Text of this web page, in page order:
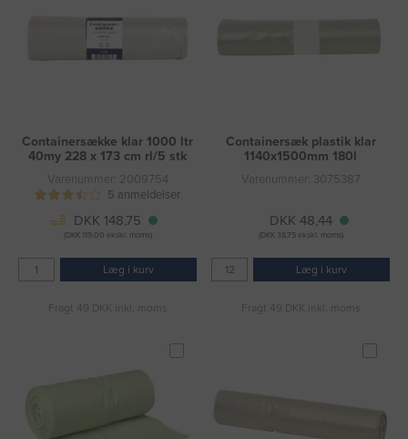
Containersække klar 1000 ltr
40my 228 x 173 cm rl/5 stk
Varenummer: 2009754
5 anmeldelser
DKK 148,75
(DKK 119,00 ekskl. moms)
Læg i kurv
Fragt 49 DKK inkl. moms
Containersæk plastik klar
1140x1500mm 180l
Varenummer: 3075387
DKK 48,44
(DKK 38,75 ekskl. moms)
Læg i kurv
Fragt 49 DKK inkl. moms